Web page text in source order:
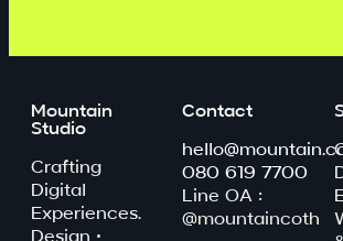
Mountain
Studio
Crafting
Digital
Experiences.
Design ·
Contact
080 619 7700
Line OA :
@mountaincoth